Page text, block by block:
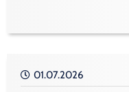
01.07.2026